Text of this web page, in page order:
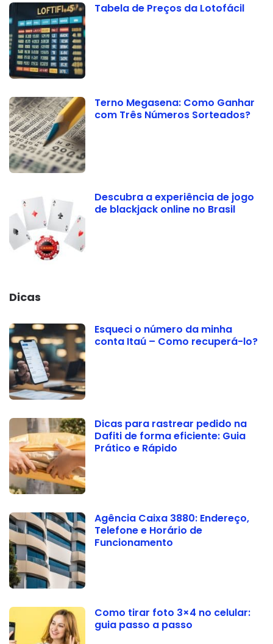
Tabela de Preços da Lotofácil
Terno Megasena: Como Ganhar
com Três Números Sorteados?
Descubra a experiência de jogo
de blackjack online no Brasil
Dicas
Esqueci o número da minha
conta Itaú – Como recuperá-lo?
Dicas para rastrear pedido na
Dafiti de forma eficiente: Guia
Prático e Rápido
Agência Caixa 3880: Endereço,
Telefone e Horário de
Funcionamento
Como tirar foto 3×4 no celular:
guia passo a passo